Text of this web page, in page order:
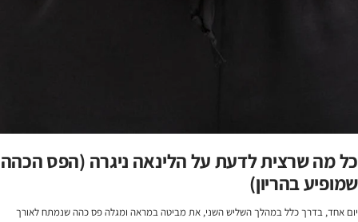
כל מה שרצית לדעת על הלינאה ניגרה (הפס הכהה
שמופיע בהריון)
יום אחד, בדרך כלל במהלך השליש השני, את מביטה במראה ומגלה פס כהה שנמתח לאורך